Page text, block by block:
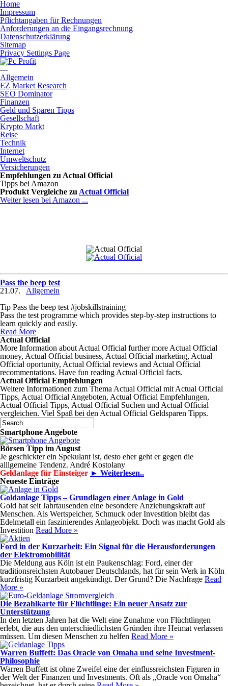
Home
Impressum
Pflichtangaben für Rechnungen
Anforderungen an die Eingangsrechnung
Datenschutzerklärung
Sitemap
Privacy Settings Page
---
Allgemein
EZ Market Research
SEO Dominator
Finanzen
Geld und Sparen Tipps
Gesellschaft
Krypto Markt
Reise
Technik
Internet
Umweltschutz
Versicherungen
Empfehlungen zu Actual Official
Tipps bei Amazon
Produkt Vergleiche zu Actual Official
Weiter lesen bei Amazon ...
Pass the beep test
21.07.
Allgemein
Tip Pass the beep test #jobskillstraining
Pass the test programme which provides step-by-step instructions to
learn quickly and easily.
Read More
Actual Official
More Information about Actual Official further more Actual Official
money, Actual Official business, Actual Official marketing, Actual
Official oportunity, Actual Official reviews and Actual Official
recommentations. Have fun reading Actual Official facts.
Actual Official Empfehlungen
Weitere Informationen zum Thema Actual Official mit Actual Official
Tipps, Actual Official Angeboten, Actual Official Empfehlungen,
Actual Official Tipps, Actual Official Suchen und Actual Official
vergleichen. Viel Spaß bei den Actual Official Geldsparen Tipps.
Smartphone Angebote
Börsen Tipp im August
Je geschickter ein Spekulant ist, desto eher geht er gegen die
alllgemeine Tendenz. André Kostolany
Geldanlage für Einsteiger ► Weiterlesen..
Neueste Einträge
Goldanlage Tipps – Grundlagen einer Anlage in Gold
Gold hat seit Jahrtausenden eine besondere Anziehungskraft auf
Menschen. Als Wertspeicher, Schmuck oder Investition bleibt das
Edelmetall ein faszinierendes Anlageobjekt. Doch was macht Gold als
Investition Read More »
Ford in der Kurzarbeit: Ein Signal für die Herausforderungen
der Elektromobilität
Die Meldung aus Köln ist ein Paukenschlag: Ford, einer der
traditionsreichsten Autobauer Deutschlands, hat für sein Werk in Köln
kurzfristig Kurzarbeit angekündigt. Der Grund? Die Nachfrage Read
More »
Die Bezahlkarte für Flüchtlinge: Ein neuer Ansatz zur
Unterstützung
In den letzten Jahren hat die Welt eine Zunahme von Flüchtlingen
erlebt, die aus den unterschiedlichsten Gründen ihre Heimat verlassen
müssen. Um diesen Menschen zu helfen Read More »
Warren Buffett: Das Oracle von Omaha und seine Investment-
Philosophie
Warren Buffett ist ohne Zweifel eine der einflussreichsten Figuren in
der Welt der Finanzen und Investments. Oft als „Oracle von Omaha“